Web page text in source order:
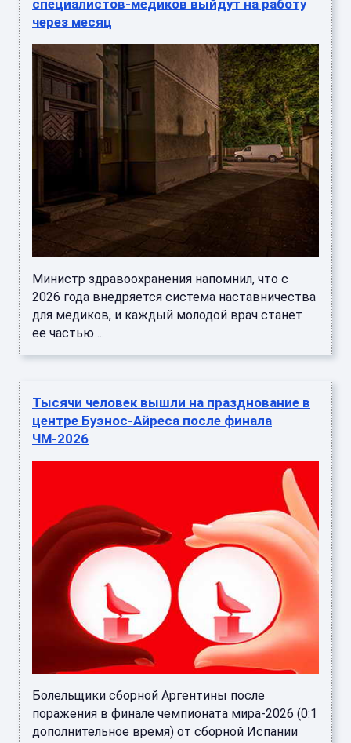
специалистов-медиков выйдут на работу
через месяц
Министр здравоохранения напомнил, что с
2026 года внедряется система наставничества
для медиков, и каждый молодой врач станет
ее частью ...
Тысячи человек вышли на празднование в
центре Буэнос-Айреса после финала
ЧМ-2026
Болельщики сборной Аргентины после
поражения в финале чемпионата мира-2026 (0:1
дополнительное время) от сборной Испании